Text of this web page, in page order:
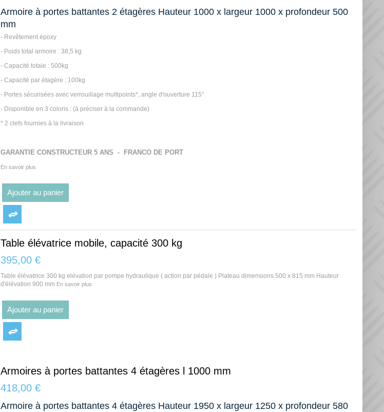
Armoire à portes battantes 2 étagères Hauteur 1000 x largeur 1000 x profondeur 500
mm
- Revêtement époxy
- Poids total armoire : 38,5 kg
- Capacité totale : 500kg
- Capacité par étagère : 100kg
- Portes sécurisées avec verrouillage multipoints*, angle d'ouverture 115°
- Disponible en 3 coloris : (à préciser à la commande)
* 2 clefs fournies à la livraison
GARANTIE CONSTRUCTEUR 5 ANS - FRANCO DE PORT
En savoir plus
Ajouter au panier
Table élévatrice mobile, capacité 300 kg
395,00 €
Table élévatrice 300 kg elévation par pompe hydraulique ( action par pédale ) Plateau dimensions 500 x 815 mm Hauteur
d'élévation 900 mm En savoir plus
Ajouter au panier
Armoires à portes battantes 4 étagères l 1000 mm
418,00 €
Armoire à portes battantes 4 étagères Hauteur 1950 x largeur 1250 x profondeur 580